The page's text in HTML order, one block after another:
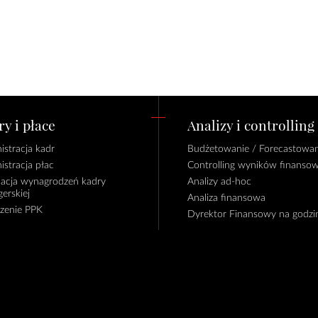
i płace
kadr
płac
wynagrodzeń kadry
PPK
Analizy i controlling
Budżetowanie /
Controlling wyników
Analizy ad-hoc
Analiza finansowa
Dyrektor Finansowy na